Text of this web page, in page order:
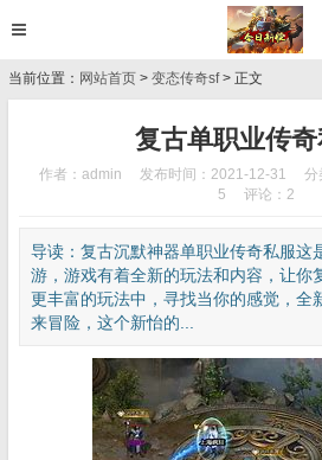
当前位置： 网站首页 > 变态传奇sf> 正文
复古单职业传
作者：admin 发布时间：2021-12-31 分
5
评论：2
导读：复古沉默神器单职业传奇私服这
游，游戏有着全新的玩法和内容，让你
更丰富的玩法中，寻找当你的感觉，全
来冒险，这个新怡的...